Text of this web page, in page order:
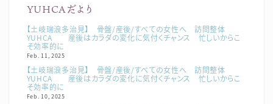
YUHCAだより
【土岐瑞浪多治見】 骨盤/産後/すべての女性へ 訪問整体
YUHCA 産後はカラダの変化に気付くチャンス 忙しいからこ
そ効率的に
Feb. 11, 2025
【土岐瑞浪多治見】 骨盤/産後/すべての女性へ 訪問整体
YUHCA 産後はカラダの変化に気付くチャンス 忙しいからこ
そ効率的に
Feb. 10, 2025